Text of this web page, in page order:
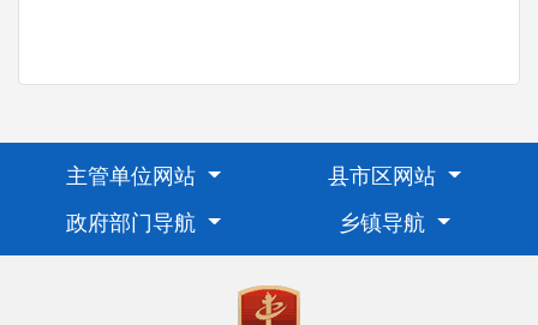
主管单位网站
县市区网站
政府部门导航
乡镇导航